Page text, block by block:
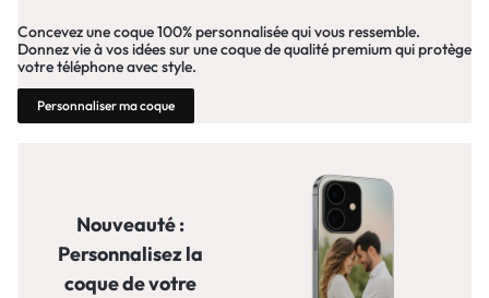
Concevez une coque 100% personnalisée qui vous ressemble.
Donnez vie à vos idées sur une coque de qualité premium qui protège
votre téléphone avec style.
Personnaliser ma coque
Nouveauté :
Personnalisez la
coque de votre